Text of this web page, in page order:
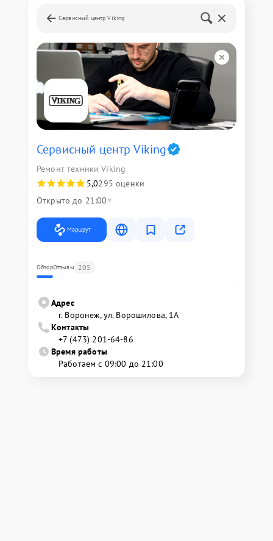
Сервисный центр Viking
Сервисный центр Viking
Ремонт техники Viking
5,0295 оценки
Открыто до 21:00
Маршрут
ОбзорОтзывы 205
Адрес
г. Воронеж, ул. Ворошилова, 1А
Контакты
+7 (473) 201-64-86
Время работы
Работаем с 09:00 до 21:00